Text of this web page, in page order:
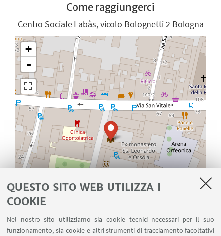
QUESTO SITO WEB UTILIZZA I
COOKIE
Nel nostro sito utilizziamo sia cookie tecnici necessari per il suo
funzionamento, sia cookie e altri strumenti di tracciamento facoltativi
Come raggiungerci
+
-
Centro Sociale Labàs, vicolo Bolognetti 2 Bologna